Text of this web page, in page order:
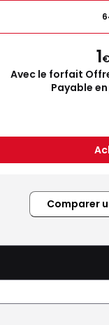
1
Avec le forfait
Payable
Comparer